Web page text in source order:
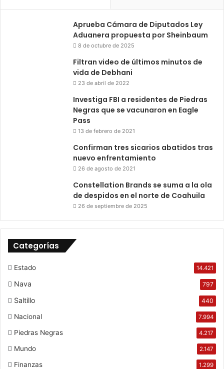
Aprueba Cámara de Diputados Ley
Aduanera propuesta por Sheinbaum
8 de octubre de 2025
Filtran video de últimos minutos de
vida de Debhani
23 de abril de 2022
Investiga FBI a residentes de Piedras
Negras que se vacunaron en Eagle
Pass
13 de febrero de 2021
Confirman tres sicarios abatidos tras
nuevo enfrentamiento
26 de agosto de 2021
Constellation Brands se suma a la ola
de despidos en el norte de Coahuila
26 de septiembre de 2025
Categorías
Estado 14.421
Nava 797
Saltillo 440
Nacional 7.994
Piedras Negras 4.217
Mundo 2.147
Finanzas 1.299